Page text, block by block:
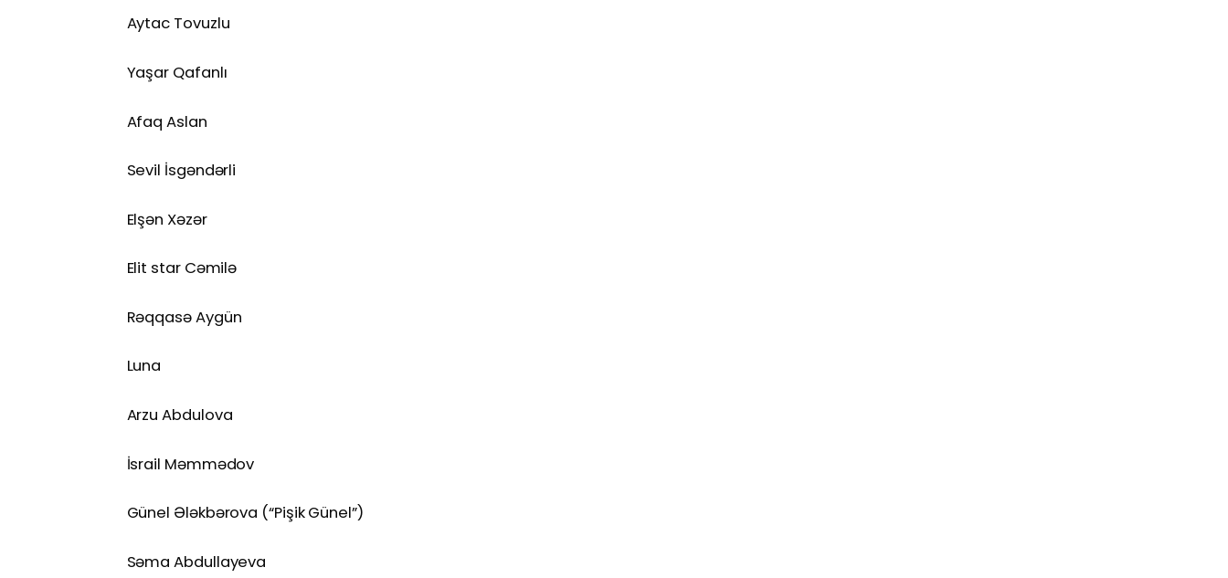
Aytac Tovuzlu
Yaşar Qafanlı
Afaq Aslan
Sevil İsgəndərli
Elşən Xəzər
Elit star Cəmilə
Rəqqasə Aygün
Luna
Arzu Abdulova
İsrail Məmmədov
Günel Ələkbərova (“Pişik Günel”)
Səma Abdullayeva